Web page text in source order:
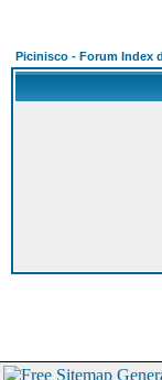
Picinisco - Forum Index